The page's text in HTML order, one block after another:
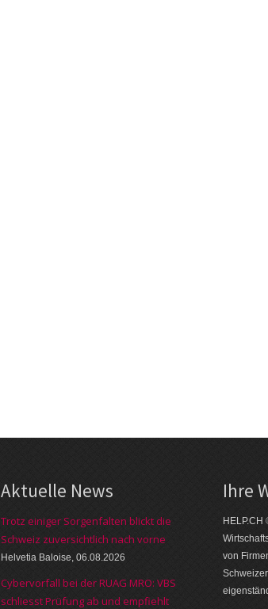
Aktuelle News
Trotz einiger Sorgenfalten blickt die
Schweiz zuversichtlich nach vorne
Helvetia Baloise, 06.08.2026
Cybervorfall bei der RUAG MRO: VBS
schliesst Prüfung ab und empfiehlt
Ihre
HELP.CH
von